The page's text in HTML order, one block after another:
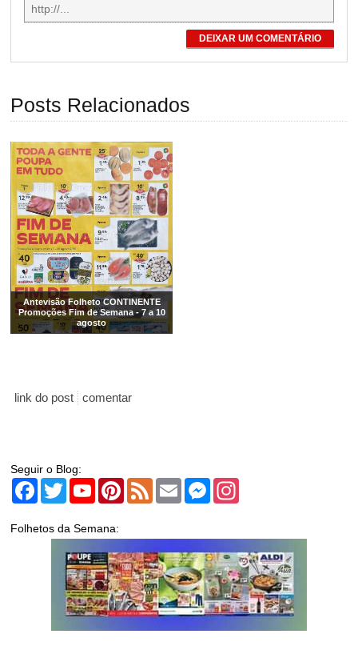
DEIXAR UM COMENTÁRIO
Posts Relacionados
Antevisão Folheto CONTINENTE
Promoções Fim de Semana - 7 a 10
agosto
link do post comentar
Seguir o Blog:
Facebook
TwitterYouTubePinterest
Feed Email Messenger
Folhetos da Semana: